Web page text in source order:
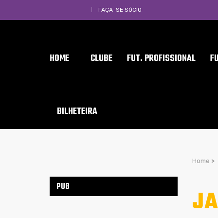
FAÇA-SE SÓCIO
HOME CLUBE FUT. PROFISSIONAL
BILHETEIRA
Home >
PUB